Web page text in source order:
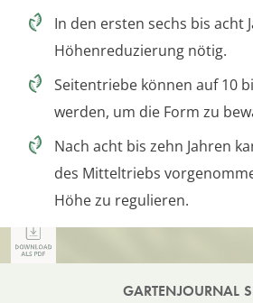
In den ersten sechs bis acht
Höhenreduzierung nötig.
Seitentriebe können auf 10
werden, um die Form zu
Nach acht bis zehn Jahren
des Mitteltriebs
Höhe zu regulieren.
GARTENJOURNAL